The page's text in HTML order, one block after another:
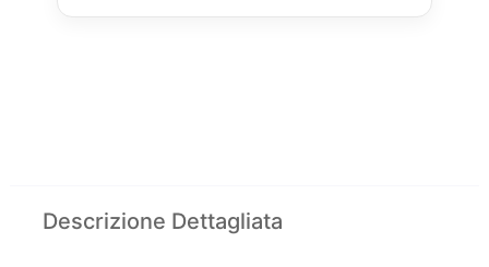
Descrizione Dettagliata